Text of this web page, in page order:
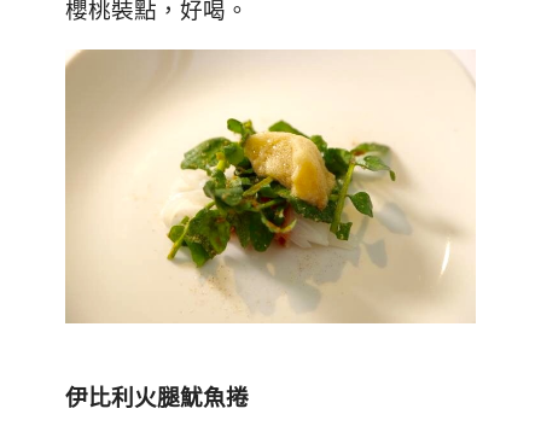
櫻桃裝點，好喝。
伊比利火腿魷魚捲